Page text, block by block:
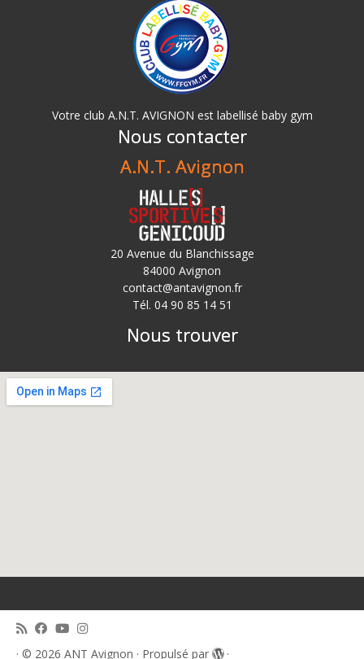
Votre club A.N.T. AVIGNON est labellisé baby gym
Nous contacter
A.N.T. Avignon
20 Avenue du Blanchissage
84000 Avignon
contact@antavignon.fr
Tél. 04 90 85 14 51
Nous trouver
· © 2026 ANT Avignon · Propulsé par ·